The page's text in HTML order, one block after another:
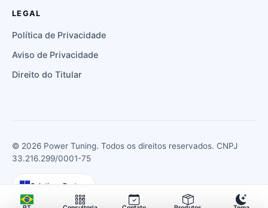
LEGAL
Política de Privacidade
Aviso de Privacidade
Direito do Titular
© 2026 Power Tuning. Todos os direitos reservados. CNPJ
33.216.299/0001-75
Solutions Partner